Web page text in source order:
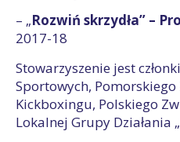
– „Rozwiń skrzydła” –
2017-18
Stowarzyszenie jest
Sportowych, Pomorskiego
Kickboxingu, Polskiego
Lokalnej Grupy Działania